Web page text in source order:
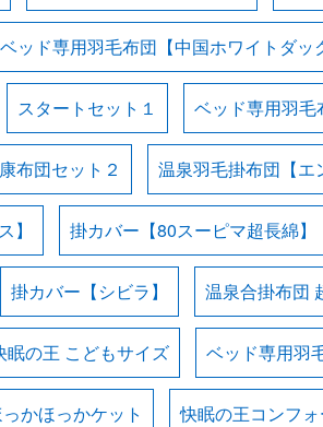
ベッド専用羽毛布団【中国ホワイトダッ
スタートセット１ ベッド専用羽毛
布団セット２ 温泉羽毛掛布団【エ
】 掛カバー【80スーピマ超長綿】
掛カバー【シビラ】 温泉合掛布団
眠の王 こどもサイズ ベッド専用羽
かほっかケット 快眠の王コンフォ